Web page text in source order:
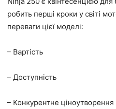
робить перші кроки у світі
переваги цієї моделі:
– Вартість
– Доступність
– Конкурентне ціноутворення